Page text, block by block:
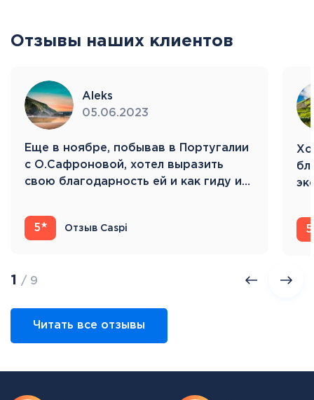
Отзывы наших клиентов
Aleks
05.06.2023
Eще в ноябре, побывав в Португалии
с О.Сафроновой, хотел выразить
свою благодарность ей и как гиду и…
5 Отзыв Caspi 5
1 / 9
Читать все отзывы